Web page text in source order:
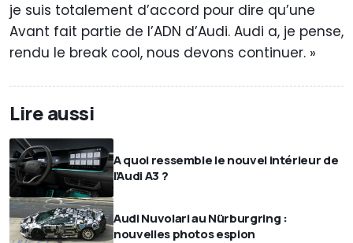
je suis totalement d’accord pour dire qu’une
Avant fait partie de l’ADN d’Audi. Audi a, je pense,
rendu le break cool, nous devons continuer. »
Lire aussi
A quoi ressemble le nouvel intérieur de
l’Audi A3 ?
Audi Nuvolari au Nürburgring :
nouvelles photos espion